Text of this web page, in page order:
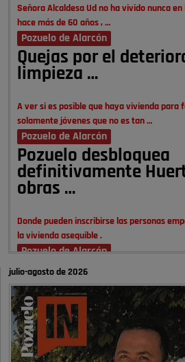
Señora Alcaldesa Ud no ha vivido nunca
hace más de 60 años , …
Pozuelo de Alarcón
Quejas por el
limpieza …
A ver si es posible que haya vivienda para
solamente jóvenes que no es tan …
Pozuelo de Alarcón
Pozuelo desbloquea
definitivamente
obras …
Donde pueden inscribirse las personas
la vivienda asequible .
Pozuelo de Alarcón
Pozuelo desbloquea
definitivamente
obras …
También pienso que si no fuéramos tan
nada
julio-agosto de 2026